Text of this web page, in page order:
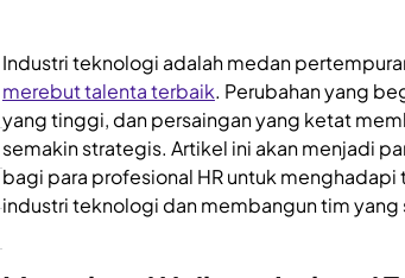
Industri teknologi adalah medan
merebut talenta terbaik. Perubahan yang
yang tinggi, dan persaingan yang ketat
semakin strategis. Artikel ini akan menjadi
bagi para profesional HR untuk menghadapi
industri teknologi dan membangun tim yang